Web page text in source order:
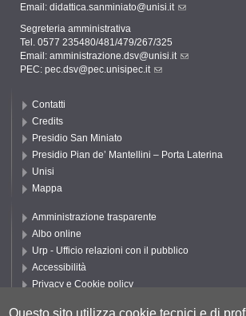
Email: didattica.sanminiato@unisi.it
Segreteria amministrativa
Tel. 0577 235480/481/479/267/325
Email: amministrazione.dsv@unisi.it
PEC: pec.dsv@pec.unisipec.it
Contatti
Credits
Presidio San Miniato
Presidio Pian de’ Mantellini – Porta Laterina
Unisi
Mappa
Amministrazione trasparente
Albo online
Urp - Ufficio relazioni con il pubblico
Accessibilità
Privacy e Cookie policy